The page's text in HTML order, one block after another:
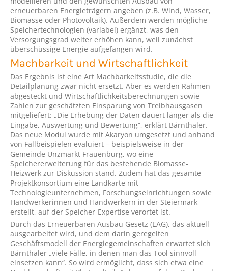
erneuerbaren Energieträgern angeben (z.B. Wind, Wasser,
Biomasse oder Photovoltaik). Außerdem werden mögliche
Speichertechnologien (variabel) ergänzt, was den
Versorgungsgrad weiter erhöhen kann, weil zunächst
überschüssige Energie aufgefangen wird.
Machbarkeit und Wirtschaftlichkeit
Das Ergebnis ist eine Art Machbarkeitsstudie, die die
Detailplanung zwar nicht ersetzt. Aber es werden Rahmen
abgesteckt und Wirtschaftlichkeitsberechnungen sowie
Zahlen zur geschätzten Einsparung von Treibhausgasen
mitgeliefert: „Die Erhebung der Daten dauert länger als die
Eingabe, Auswertung und Bewertung“, erklärt Bärnthaler.
Das neue Modul wurde mit Akaryon umgesetzt und anhand
von Fallbeispielen evaluiert – beispielsweise in der
Gemeinde Unzmarkt Frauenburg, wo eine
Speichererweiterung für das bestehende Biomasse-
Heizwerk zur Diskussion stand. Zudem hat das gesamte
Projektkonsortium eine Landkarte mit
Technologieunternehmen, Forschungseinrichtungen sowie
Handwerkerinnen und Handwerkern in der Steiermark
erstellt, auf der Speicher-Expertise verortet ist.
Durch das Erneuerbaren Ausbau Gesetz (EAG), das aktuell
ausgearbeitet wird, und dem darin geregelten
Geschäftsmodell der Energiegemeinschaften erwartet sich
Bärnthaler „viele Fälle, in denen man das Tool sinnvoll
einsetzen kann“. So wird ermöglicht, dass sich etwa eine